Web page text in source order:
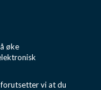
øke
forutsetter vi at du